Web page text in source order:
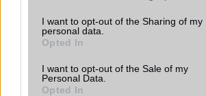
not limited to your visit or usage
grant or deny consent to Google and its
use your data for below specified
consent section.
I want to opt-out of the Sharing of my
personal data.
Opted In
I want to opt-out of the Sale of my
Personal Data.
Opted In
Terület Magyar
Funkciók
Brand